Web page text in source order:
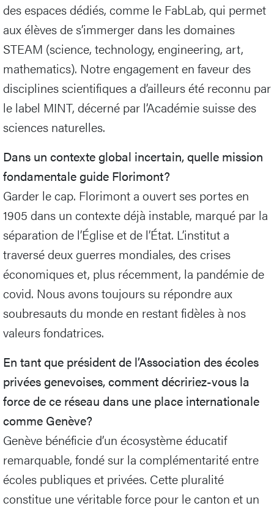
des espaces dédiés, comme le FabLab, qui permet
aux élèves de s’immerger dans les domaines
STEAM (science, technology, engineering, art,
mathematics). Notre engagement en faveur des
disciplines scientifiques a d’ailleurs été reconnu par
le label MINT, décerné par l’Académie suisse des
sciences naturelles.
Dans un contexte global incertain, quelle mission
fondamentale guide Florimont?
Garder le cap. Florimont a ouvert ses portes en
1905 dans un contexte déjà instable, marqué par la
séparation de l’Église et de l’État. L’institut a
traversé deux guerres mondiales, des crises
économiques et, plus récemment, la pandémie de
covid. Nous avons toujours su répondre aux
soubresauts du monde en restant fidèles à nos
valeurs fondatrices.
En tant que président de l’Association des écoles
privées genevoises, comment décririez-vous la
force de ce réseau dans une place internationale
comme Genève?
Genève bénéficie d’un écosystème éducatif
remarquable, fondé sur la complémentarité entre
écoles publiques et privées. Cette pluralité
constitue une véritable force pour le canton et un